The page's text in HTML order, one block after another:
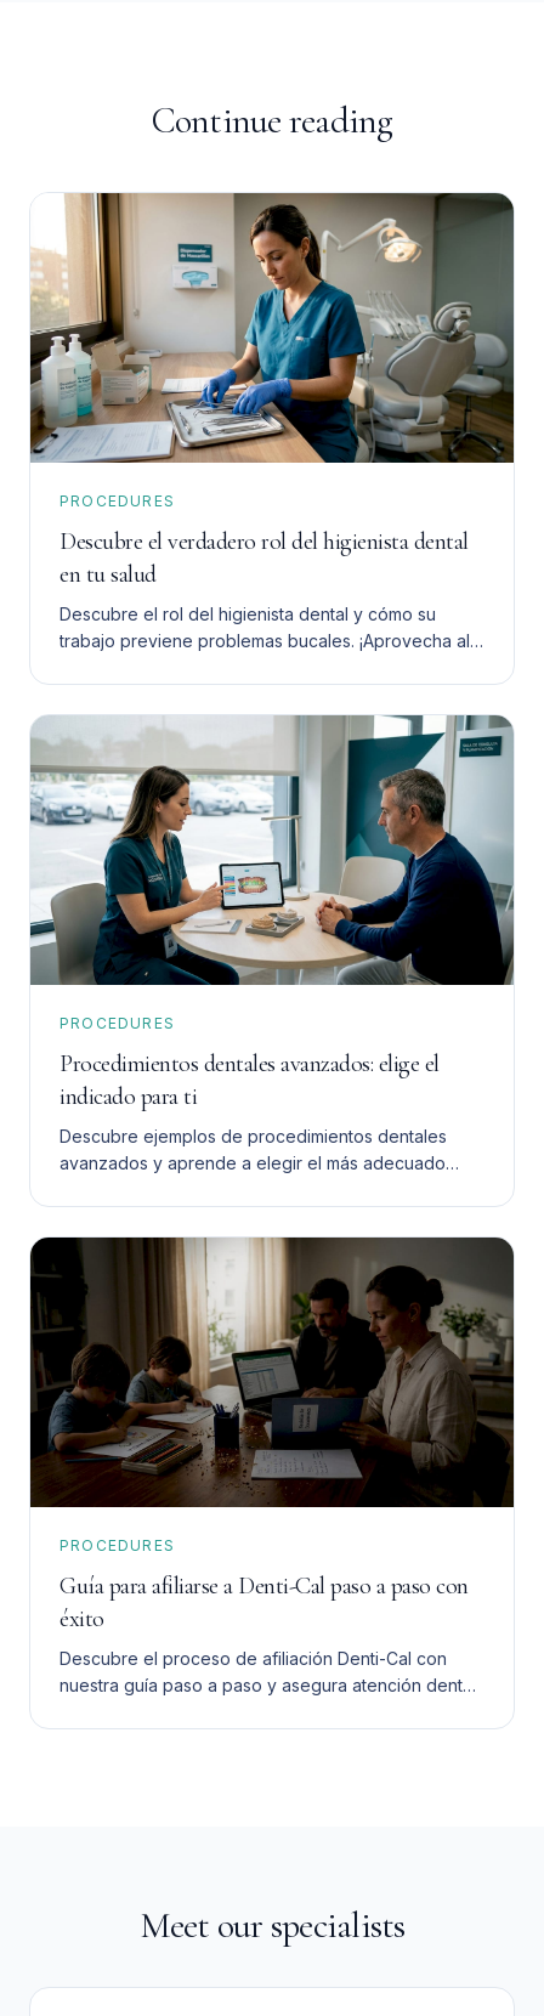
Continue reading
PROCEDURES
Descubre el verdadero rol del higienista dental
en tu salud
Descubre el rol del higienista dental y cómo su
trabajo previene problemas bucales. ¡Aprovecha al
PROCEDURES
Procedimientos dentales avanzados: elige el
indicado para ti
Descubre ejemplos de procedimientos dentales
avanzados y aprende a elegir el más adecuado
PROCEDURES
Guía para afiliarse a Denti-Cal paso a paso con
éxito
Descubre el proceso de afiliación Denti-Cal con
nuestra guía paso a paso y asegura atención dental
Meet our specialists